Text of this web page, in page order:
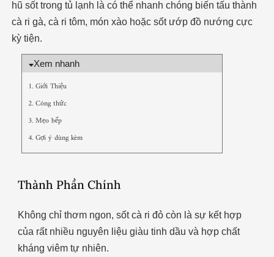
hũ sốt trong tủ lạnh là có thể nhanh chóng biến tấu thành
cà ri gà, cà ri tôm, món xào hoặc sốt ướp đồ nướng cực
kỳ tiện.
Xem nhanh
1. Giới Thiệu
2. Công thức
3. Mẹo bếp
4. Gợi ý dùng kèm
Thành Phần Chính
Không chỉ thơm ngon, sốt cà ri đỏ còn là sự kết hợp
của rất nhiều nguyên liệu giàu tinh dầu và hợp chất
kháng viêm tự nhiên.